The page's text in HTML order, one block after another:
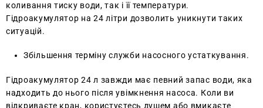
коливання тиску води, так і її температури.
Гідроакумулятор на 24 літри дозволить уникнути таких
ситуацій.
Збільшення терміну служби насосного устаткування.
Гідроакумулятор 24 л завжди має певний запас води, яка
надходить до нього після увімкнення насоса. Коли ви
відкриваєте кран, користуєтесь душем або вмикаєте